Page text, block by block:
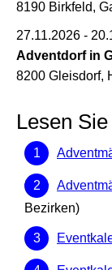
8190 Birkfeld,
27.11.2026 -
Adventdorf in
8200 Gleisdorf,
Lesen
Bezirken)